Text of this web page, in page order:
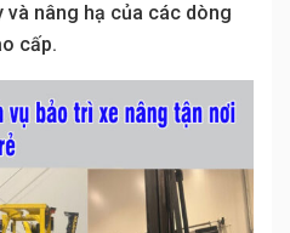
và nâng hạ của các dòng
cấp.